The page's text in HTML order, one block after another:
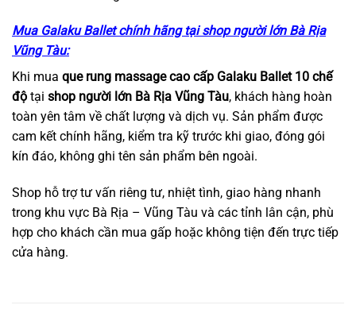
Mua Galaku Ballet chính hãng tại shop người lớn Bà Rịa
Vũng Tàu:
Khi mua que rung massage cao cấp Galaku Ballet 10 chế
độ tại shop người lớn Bà Rịa Vũng Tàu, khách hàng hoàn
toàn yên tâm về chất lượng và dịch vụ. Sản phẩm được
cam kết chính hãng, kiểm tra kỹ trước khi giao, đóng gói
kín đáo, không ghi tên sản phẩm bên ngoài.
Shop hỗ trợ tư vấn riêng tư, nhiệt tình, giao hàng nhanh
trong khu vực Bà Rịa – Vũng Tàu và các tỉnh lân cận, phù
hợp cho khách cần mua gấp hoặc không tiện đến trực tiếp
cửa hàng.